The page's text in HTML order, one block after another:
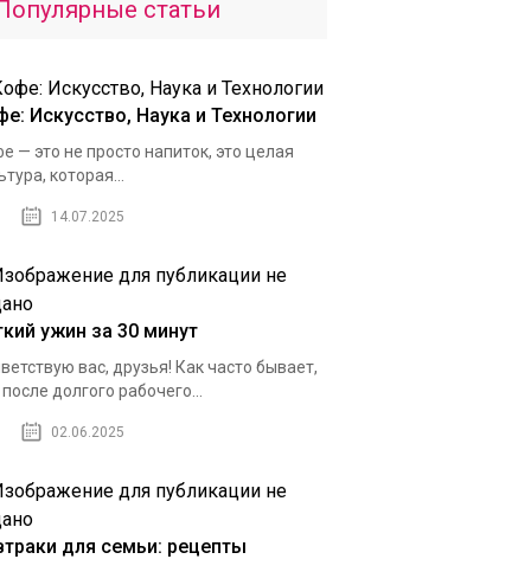
статьи
Искусство, Наука и Технологии
— это не просто напиток, это целая
которая...
14.07.2025
ужин за 30 минут
вас, друзья! Как часто бывает,
долгого рабочего...
02.06.2025
для семьи: рецепты